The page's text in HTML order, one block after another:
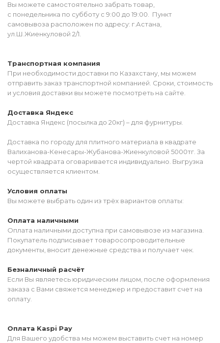
Вы можете самостоятельно забрать товар,
с понедельника по субботу с 9:00 до 19:00. Пункт
самовывоза расположен по адресу: г.Астана,
ул.Ш.Жиенкуловой 2/1.
Транспортная компания
При необходимости доставки по Казахстану, мы можем
отправить заказ транспортной компанией. Сроки, стоимость
и условия доставки вы можете посмотреть на сайте.
Доставка Яндекс
Доставка Яндекс (посылка до 20кг) – для фурнитуры.
Доставка по городу для плитного материала в квадрате
Валиханова-Кенесары-Жубанова-Жиенкуловой 5000тг. За
чертой квадрата оговаривается индивидуально. Выгрузка
осуществляется клиентом.
Условия оплаты
Вы можете выбрать один из трёх вариантов оплаты:
Оплата наличными
Оплата наличными доступна при самовывозе из магазина.
Покупатель подписывает товаросопроводительные
документы, вносит денежные средства и получает чек.
Безналичный расчёт
Если Вы являетесь юридическим лицом, после оформления
заказа с Вами свяжется менеджер и предоставит счет на
оплату.
Оплата Kaspi Pay
Для Вашего удобства мы можем выставить счет на номер